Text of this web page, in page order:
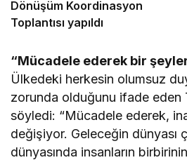
Dönüşüm Koordinasyon
Toplantısı yapıldı
“Mücadele ederek bir
Ülkedeki herkesin olumsuz
zorunda olduğunu ifade eden
söyledi: “Mücadele ederek,
değişiyor. Geleceğin dünyası
dünyasında insanların